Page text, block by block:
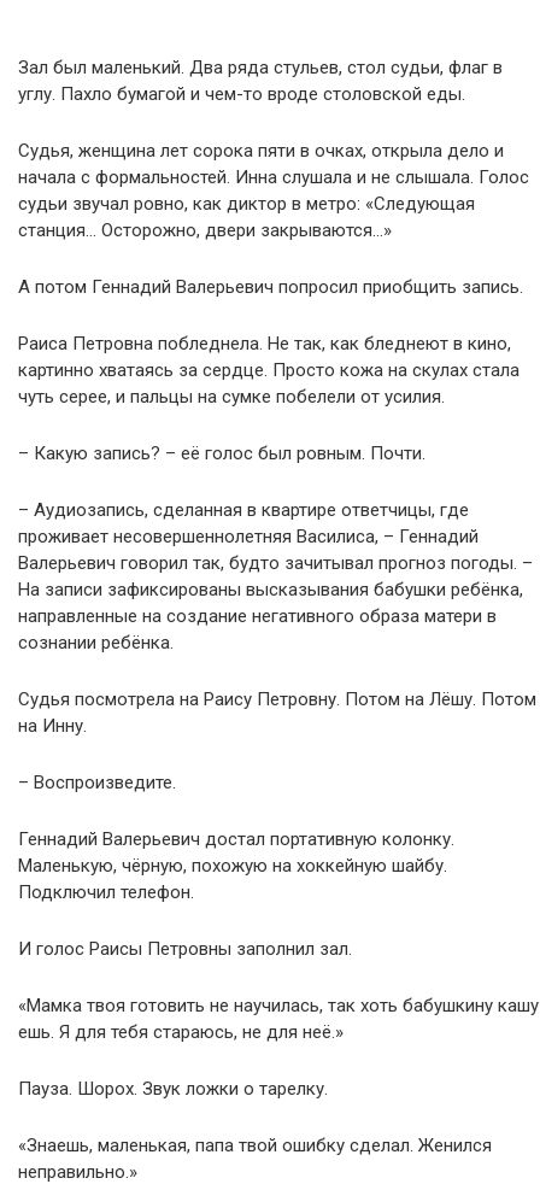
Зал был маленький. Два ряда стульев, стол судьи, флаг в
углу. Пахло бумагой и чем-то вроде столовской еды.
Судья, женщина лет сорока пяти в очках, открыла дело и
начала с формальностей. Инна слушала и не слышала. Голос
судьи звучал ровно, как диктор в метро: «Следующая
станция… Осторожно, двери закрываются…»
А потом Геннадий Валерьевич попросил приобщить запись.
Раиса Петровна побледнела. Не так, как бледнеют в кино,
картинно хватаясь за сердце. Просто кожа на скулах стала
чуть серее, и пальцы на сумке побелели от усилия.
– Какую запись? – её голос был ровным. Почти.
– Аудиозапись, сделанная в квартире ответчицы, где
проживает несовершеннолетняя Василиса, – Геннадий
Валерьевич говорил так, будто зачитывал прогноз погоды. –
На записи зафиксированы высказывания бабушки ребёнка,
направленные на создание негативного образа матери в
сознании ребёнка.
Судья посмотрела на Раису Петровну. Потом на Лёшу. Потом
на Инну.
– Воспроизведите.
Геннадий Валерьевич достал портативную колонку.
Маленькую, чёрную, похожую на хоккейную шайбу.
Подключил телефон.
И голос Раисы Петровны заполнил зал.
«Мамка твоя готовить не научилась, так хоть бабушкину кашу
ешь. Я для тебя стараюсь, не для неё.»
Пауза. Шорох. Звук ложки о тарелку.
«Знаешь, маленькая, папа твой ошибку сделал. Женился
неправильно.»